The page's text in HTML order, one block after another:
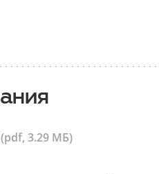
(pdf, 3.29 МБ)